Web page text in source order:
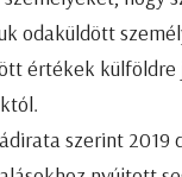
odaküldött
értékek
szerint